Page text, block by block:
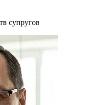
супругов